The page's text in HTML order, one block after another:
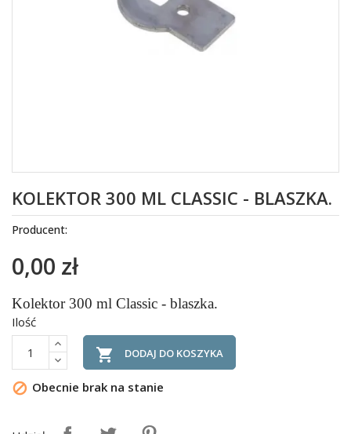
KOLEKTOR 300 ML CLASSIC - BLASZKA.
Producent:
0,00 zł
Kolektor 300 ml Classic - blaszka.
Ilość
 DODAJ DO KOSZYKA
 Obecnie brak na stanie